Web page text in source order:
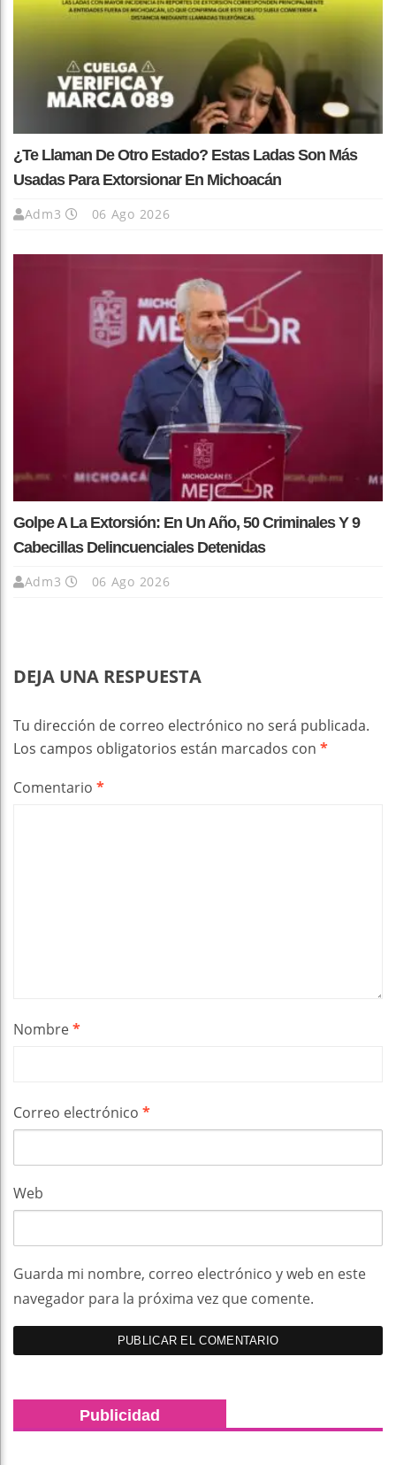
¿Te Llaman De Otro Estado? Estas Ladas Son Más
Usadas Para Extorsionar En Michoacán
Adm3 06 Ago 2026
Golpe A La Extorsión: En Un Año, 50 Criminales Y 9
Cabecillas Delincuenciales Detenidas
Adm3 06 Ago 2026
DEJA UNA RESPUESTA
Tu dirección de correo electrónico no será publicada.
Los campos obligatorios están marcados con *
Comentario *
Nombre*
Correo electrónico *
Web
Guarda mi nombre, correo electrónico y web en este
navegador para la próxima vez que comente.
Publicidad